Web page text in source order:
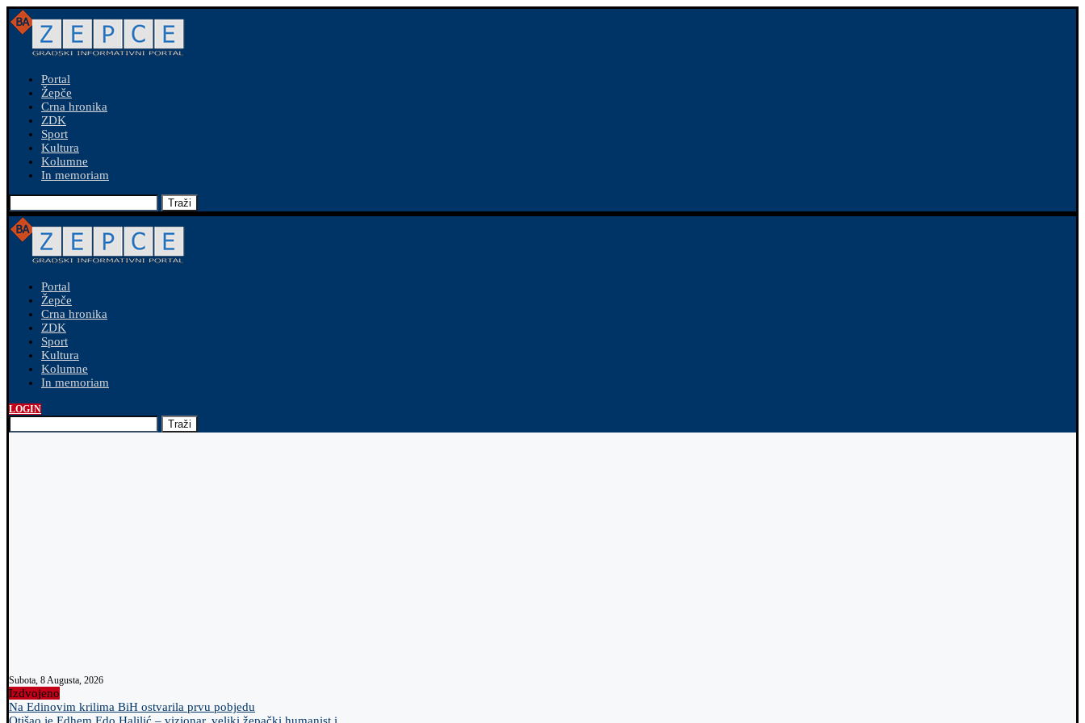
Portal
Žepče
Crna hronika
ZDK
Sport
Kultura
Kolumne
In memoriam
Traži
Portal
Žepče
Crna hronika
ZDK
Sport
Kultura
Kolumne
In memoriam
LOGIN
Traži
Subota, 8 Augusta, 2026
Izdvojeno
Na Edinovim krilima BiH ostvarila prvu pobjedu